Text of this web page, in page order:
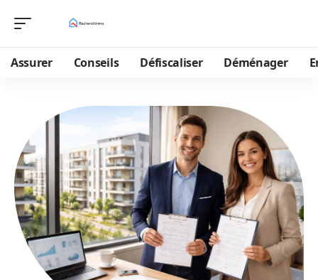
Assurer Conseils Défiscaliser Déménager